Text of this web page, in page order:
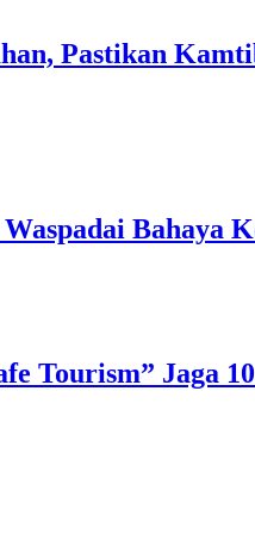
Pastikan
Bahaya
Tourism” Jaga